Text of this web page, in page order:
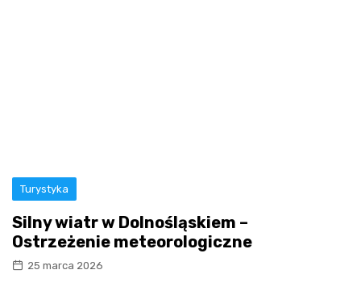
Turystyka
Silny wiatr w Dolnośląskiem –
Ostrzeżenie meteorologiczne
25 marca 2026